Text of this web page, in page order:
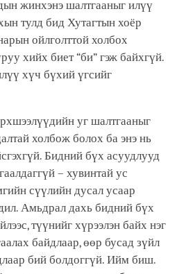
жинхэнэ шалтгааныг илүү
тулд бид Хутагтын хоёр
ойлголттой холбох
хийх биет “би” гэж байхгүй.
хүч бүхий үгсийг
уг шалтгааныг
холбож болох ба энэ нь
Бидний бүх асуудлууд
– хувинтай ус
сүүлийн дусал усаар
Амьдрал дахь бидний бүх
түүнийг хүрээлэн байх нэг
байдлаар, өөр бусад зүйл
бий болдоггүй. Ийм биш.